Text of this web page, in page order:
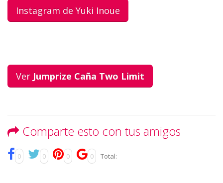
Instagram de Yuki Inoue
Ver Jumprize Caña Two Limit
Comparte esto con tus amigos
0 0 0 0 Total: